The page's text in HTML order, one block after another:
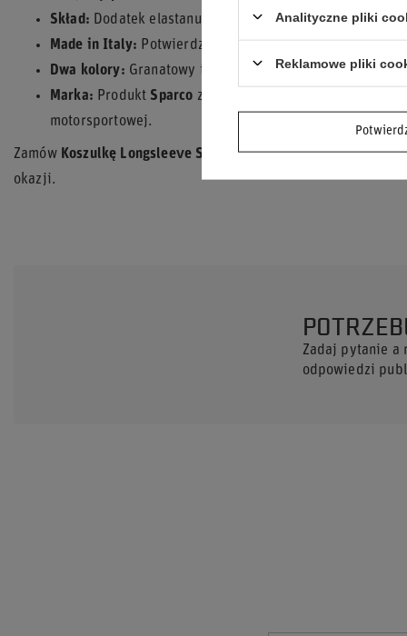
Skład: Dodatek elastanu utrzymuje kształt koszulki i
Made in Italy: Potwierdzone włoskie miejsce produkcji
Dwa kolory: Granatowy i biały — dwa różne charaktery
Marka: Produkt Sparco z kolekcji Original Clothing —
motorsportowej.
Zamów Koszulkę Longsleeve Sparco Maserati Corsei wyrażaj
okazji.
Zadaj pytanie a
odpowiedzi
Analityczne pliki
Reklamowe pliki